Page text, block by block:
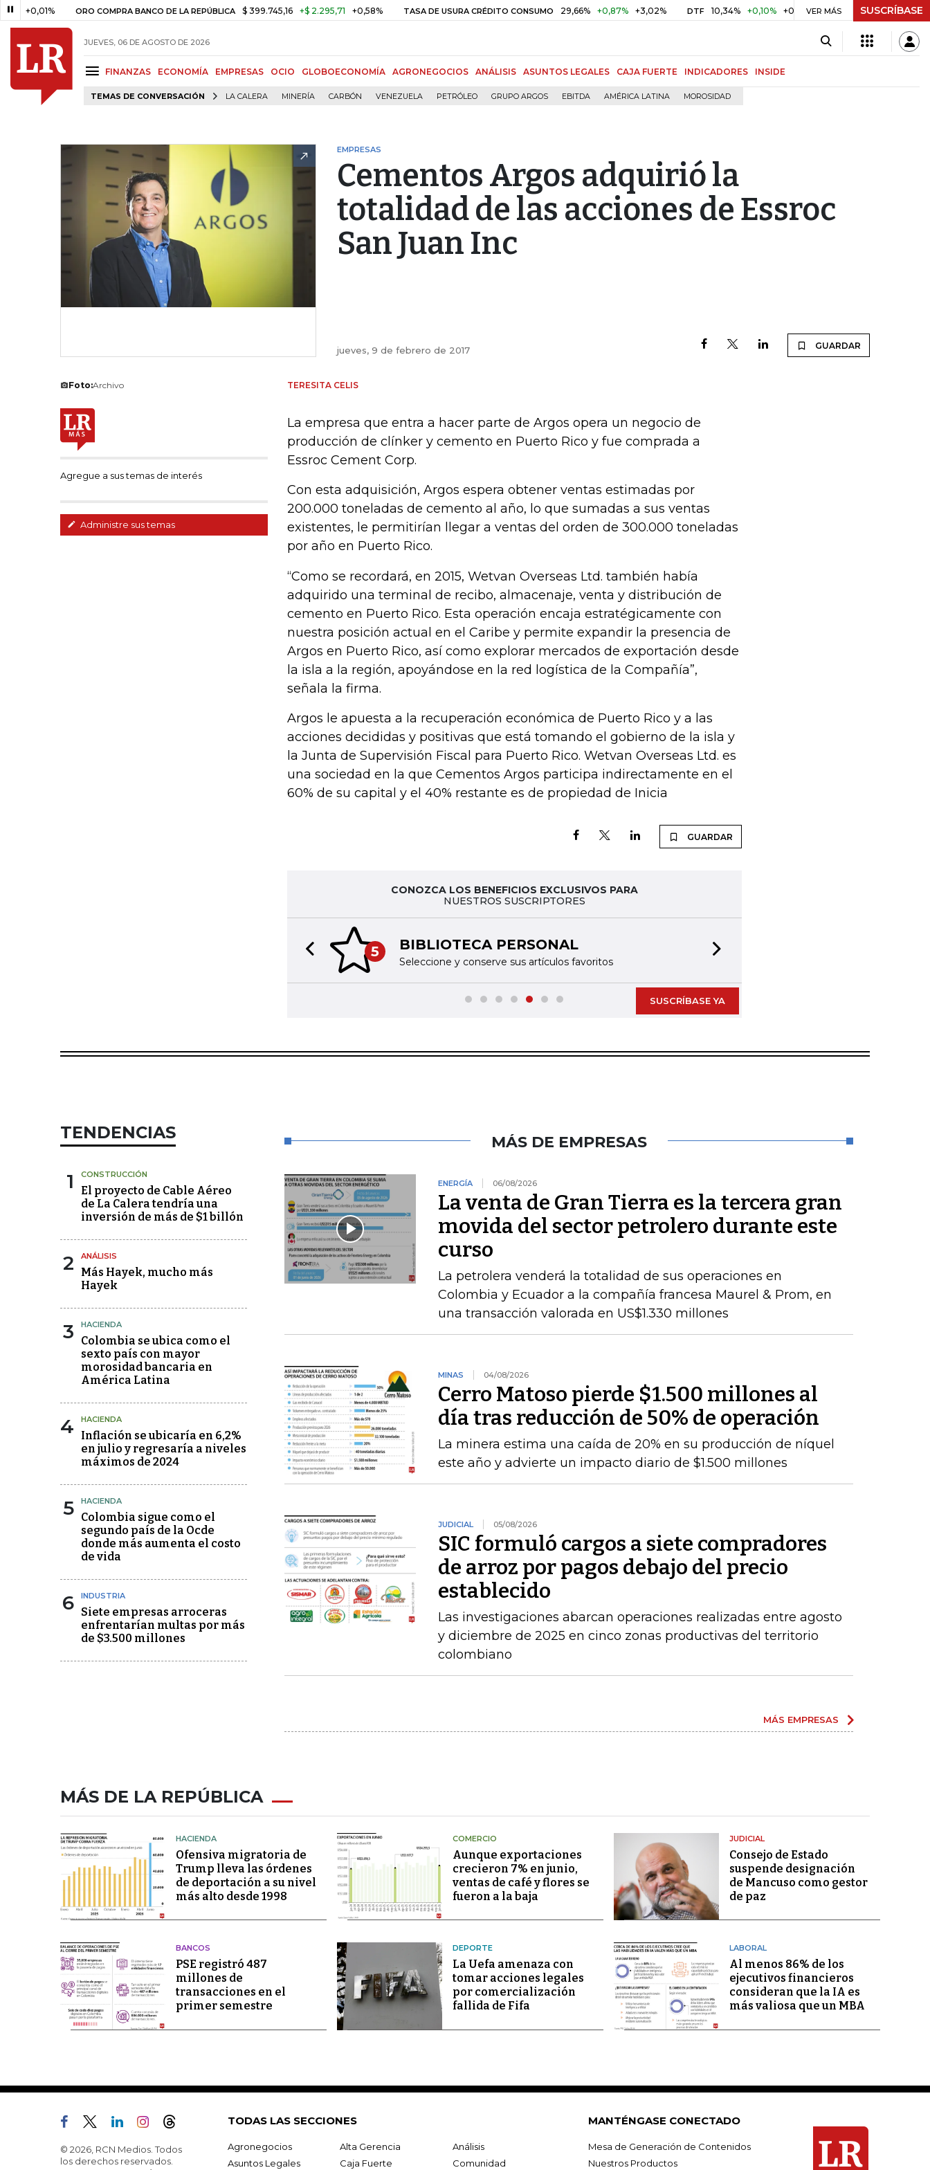
ORO COMPRA BANCO DE LA REPÚBLICA $ 399.745,16 +$ 2.295,71 +0,58% TASA DE USURA CRÉDITO CONSUMO 29,66% +0,87% +3,02% DTF 10,34% +0,10% +0,98% UVR $ 416,86 +$ 0,05
VER MÁS SUSCRÍBASE
JUEVES, 06 DE AGOSTO DE 2026
FINANZAS ECONOMÍA EMPRESAS OCIO GLOBOECONOMÍA AGRONEGOCIOS ANÁLISIS ASUNTOS LEGALES CAJA FUERTE INDICADORES INSIDE
TEMAS DE CONVERSACIÓN LA CALERA MINERÍA CARBÓN VENEZUELA PETRÓLEO GRUPO ARGOS EBITDA AMÉRICA LATINA MOROSIDAD
EMPRESAS
Cementos Argos adquirió la
totalidad de las acciones de Essroc
San Juan Inc
jueves, 9 de febrero de 2017 GUARDAR
Foto:Archivo
Agregue a sus temas de interés
Administre sus temas
TERESITA CELIS
La empresa que entra a hacer parte de Argos opera un negocio de
producción de clínker y cemento en Puerto Rico y fue comprada a
Essroc Cement Corp.
Con esta adquisición, Argos espera obtener ventas estimadas por
200.000 toneladas de cemento al año, lo que sumadas a sus ventas
existentes, le permitirían llegar a ventas del orden de 300.000 toneladas
por año en Puerto Rico.
“Como se recordará, en 2015, Wetvan Overseas Ltd. también había
adquirido una terminal de recibo, almacenaje, venta y distribución de
cemento en Puerto Rico. Esta operación encaja estratégicamente con
nuestra posición actual en el Caribe y permite expandir la presencia de
Argos en Puerto Rico, así como explorar mercados de exportación desde
la isla a la región, apoyándose en la red logística de la Compañía”,
señala la firma.
Argos le apuesta a la recuperación económica de Puerto Rico y a las
acciones decididas y positivas que está tomando el gobierno de la isla y
la Junta de Supervisión Fiscal para Puerto Rico. Wetvan Overseas Ltd. es
una sociedad en la que Cementos Argos participa indirectamente en el
60% de su capital y el 40% restante es de propiedad de Inicia
GUARDAR
CONOZCA LOS BENEFICIOS EXCLUSIVOS PARA
NUESTROS SUSCRIPTORES
5 BIBLIOTECA PERSONAL
Seleccione y conserve sus artículos favoritos
Previous slide
SUSCRÍBASE YA
TENDENCIAS
1 CONSTRUCCIÓN
El proyecto de Cable Aéreo
de La Calera tendría una
inversión de más de $1 billón
2 ANÁLISIS
Más Hayek, mucho más
Hayek
3 HACIENDA
Colombia se ubica como el
sexto país con mayor
morosidad bancaria en
América Latina
4 HACIENDA
Inflación se ubicaría en 6,2%
en julio y regresaría a niveles
máximos de 2024
5 HACIENDA
Colombia sigue como el
segundo país de la Ocde
donde más aumenta el costo
de vida
6 INDUSTRIA
Siete empresas arroceras
enfrentarían multas por más
de $3.500 millones
MÁS DE EMPRESAS
ENERGÍA 06/08/2026
La venta de Gran Tierra es la tercera gran
movida del sector petrolero durante este
curso
La petrolera venderá la totalidad de sus operaciones en
Colombia y Ecuador a la compañía francesa Maurel & Prom, en
una transacción valorada en US$1.330 millones
MINAS 04/08/2026
Cerro Matoso pierde $1.500 millones al
día tras reducción de 50% de operación
La minera estima una caída de 20% en su producción de níquel
este año y advierte un impacto diario de $1.500 millones
JUDICIAL 05/08/2026
SIC formuló cargos a siete compradores
de arroz por pagos debajo del precio
establecido
Las investigaciones abarcan operaciones realizadas entre agosto
y diciembre de 2025 en cinco zonas productivas del territorio
colombiano
MÁS EMPRESAS
MÁS DE LA REPÚBLICA
HACIENDA
Ofensiva migratoria de
Trump lleva las órdenes
de deportación a su nivel
más alto desde 1998
COMERCIO
Aunque exportaciones
crecieron 7% en junio,
ventas de café y flores se
fueron a la baja
JUDICIAL
Consejo de Estado
suspende designación
de Mancuso como gestor
de paz
BANCOS
PSE registró 487
millones de
transacciones en el
primer semestre
DEPORTE
La Uefa amenaza con
tomar acciones legales
por comercialización
fallida de Fifa
LABORAL
Al menos 86% de los
ejecutivos financieros
consideran que la IA es
más valiosa que un MBA
© 2026, RCN Medios. Todos
los derechos reservados.
TODAS LAS SECCIONES
Agronegocios Alta Gerencia
Análisis
Asuntos Legales
Caja Fuerte Comunidad
MANTÉNGASE CONECTADO
Mesa de Generación de Contenidos
Nuestros Productos